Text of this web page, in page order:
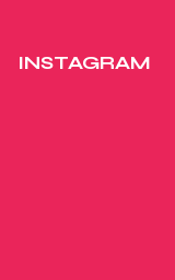
INSTAGRAM